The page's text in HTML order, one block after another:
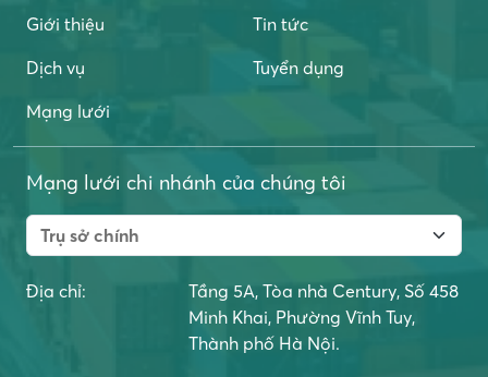
Giới thiệu
Dịch vụ
Mạng lưới
Tin tức
Tuyển dụng
Mạng lưới chi nhánh của chúng tôi
Địa chỉ:
Tầng 5A, Tòa nhà Century, Số 458
Minh Khai, Phường Vĩnh Tuy,
Thành phố Hà Nội.